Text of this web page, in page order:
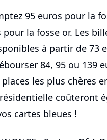
95 euros pour la
pour la fosse or. Les
à partir de 73
84, 95 ou 139
places les plus chères
coûteront
cartes bleues !